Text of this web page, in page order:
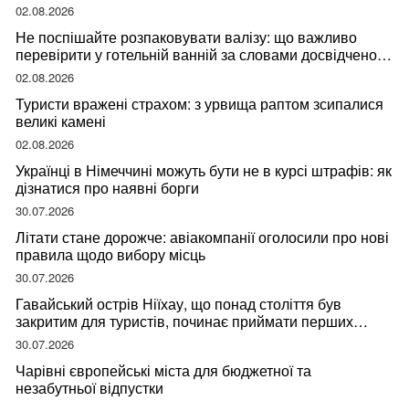
02.08.2026
Не поспішайте розпаковувати валізу: що важливо
перевірити у готельній ванній за словами досвідченої
мандрівниці
02.08.2026
Туристи вражені страхом: з урвища раптом зсипалися
великі камені
02.08.2026
Українці в Німеччині можуть бути не в курсі штрафів: як
дізнатися про наявні борги
30.07.2026
Літати стане дорожче: авіакомпанії оголосили про нові
правила щодо вибору місць
30.07.2026
Гавайський острів Ніїхау, що понад століття був
закритим для туристів, починає приймати перших
відвідувачів
30.07.2026
Чарівні європейські міста для бюджетної та
незабутньої відпустки